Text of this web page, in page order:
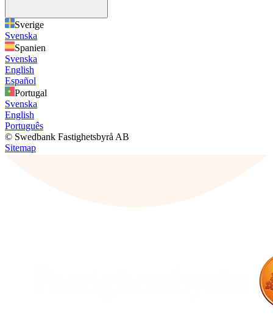
Sverige
Svenska
Spanien
Svenska
English
Español
Portugal
Svenska
English
Português
© Swedbank Fastighetsbyrå AB
Sitemap